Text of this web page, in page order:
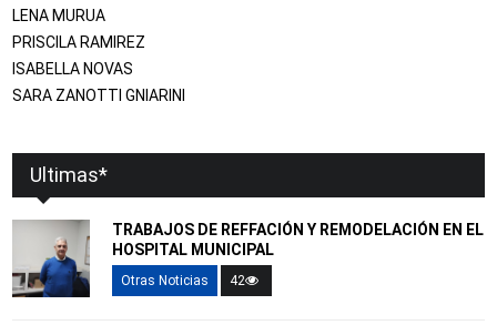
LENA MURUA
PRISCILA RAMIREZ
ISABELLA NOVAS
SARA ZANOTTI GNIARINI
Ultimas*
TRABAJOS DE REFFACIÓN Y REMODELACIÓN EN EL
HOSPITAL MUNICIPAL
Otras Noticias 42